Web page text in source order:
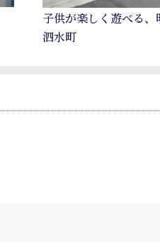
子供が楽しく遊べる
泗水町